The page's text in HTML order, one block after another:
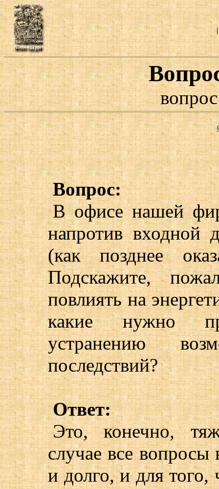
Вопрос:
В офисе нашей
напротив входной
(как позднее
Подскажите,
повлиять на
какие нужно
устранению
последствий?
Ответ:
Это, конечно,
случае все
и долго, и для